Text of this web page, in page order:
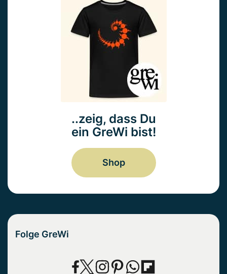
..zeig, dass Du
ein GreWi bist!
Shop
Folge GreWi